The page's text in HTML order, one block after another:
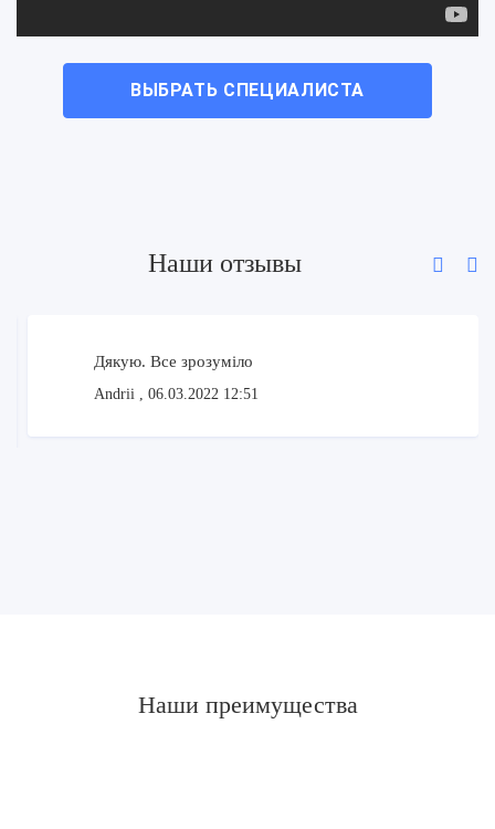
ВЫБРАТЬ СПЕЦИАЛИСТА
Наши отзывы
Дякую. Все зрозуміло
Andrii , 06.03.2022 12:51
Наши преимущества